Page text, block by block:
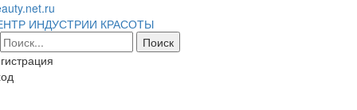
ИНДУСТРИИ КРАСОТЫ